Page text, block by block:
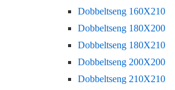
Dobbeltseng 160X210
Dobbeltseng 180X200
Dobbeltseng 180X210
Dobbeltseng 200X200
Dobbeltseng 210X210